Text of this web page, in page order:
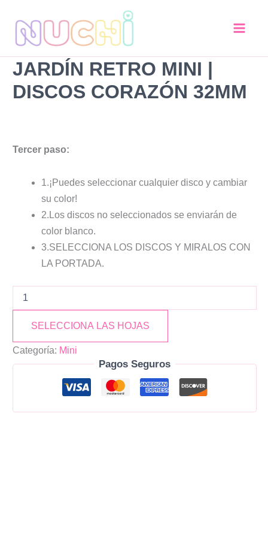
contenido
JARDÍN RETRO MINI |
DISCOS CORAZÓN 32MM
Tercer paso:
1.¡Puedes seleccionar cualquier disco y cambiar
su color!
2.Los discos no seleccionados se enviarán de
color blanco.
3.SELECCIONA LOS DISCOS Y MIRALOS CON
LA PORTADA.
MINI
Corazón
32mm
cantidad
SELECCIONA LAS HOJAS
Categoría: Mini
Pagos Seguros